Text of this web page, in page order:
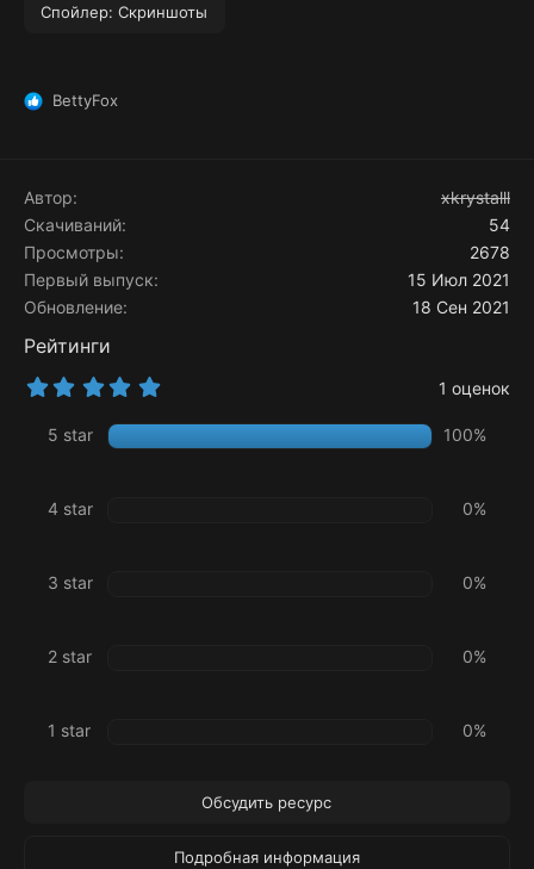
Спойлер: Скриншоты
Р
ц
и
:
BettyFox
Автор
xkrystalll
Скачиваний
54
Просмотры
2678
Первый выпуск
15 Июл 2021
Обновление
18 Сен 2021
Рейтинги
5
0
0
1 оценок
5 star 100%
4 star 0%
3 star 0%
2 star 0%
1 star 0%
Обсудить ресурс
Подробная информация